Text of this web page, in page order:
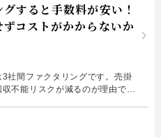
すると手数料が安い！
コストがかからないか
社間ファクタリングです。売掛
不能リスクが減るのが理由です
ます。しかし、2社間ファクタリ